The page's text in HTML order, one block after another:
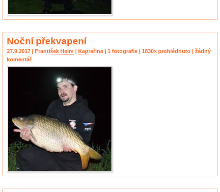
Noční překvapení
27.9.2017 | František Helm | Kaprařina | 1 fotografie | 1830× prohlédnuto | žádný
komentář